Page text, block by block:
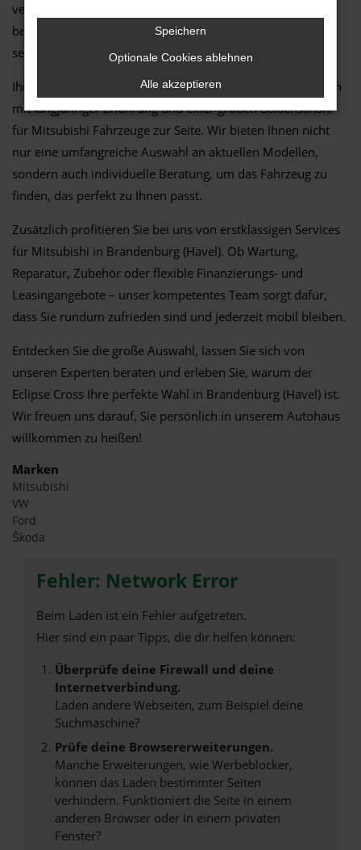
vereint. Egal, ob für den Alltag, längere Fahrten oder
besondere Abenteuer – der Eclipse Cross überzeugt durch
seine Vielseitigkeit, Effizienz und Zuverlässigkeit.
Ihr Mitsubishi Autohaus in Brandenburg (Havel) steht Ihnen
mit langjähriger Erfahrung und einer großen Leidenschaft
für Mitsubishi Fahrzeuge zur Seite. Wir bieten Ihnen nicht
nur eine umfangreiche Auswahl an aktuellen Modellen,
sondern auch individuelle Beratung, um das Fahrzeug zu
finden, das perfekt zu Ihnen passt.
Zusätzlich profitieren Sie bei uns von erstklassigen Services
für Mitsubishi in Brandenburg (Havel). Ob Wartung,
Reparatur, Zubehör oder flexible Finanzierungs- und
Leasingangebote – unser kompetentes Team sorgt dafür,
dass Sie rundum zufrieden sind und jederzeit mobil bleiben.
Entdecken Sie die große Auswahl, lassen Sie sich von
unseren Experten beraten und erleben Sie, warum der
Eclipse Cross Ihre perfekte Wahl in Brandenburg (Havel) ist.
Wir freuen uns darauf, Sie persönlich in unserem Autohaus
willkommen zu heißen!
Marken
Mitsubishi
VW
Ford
Škoda
Fehler: Network Error
Beim Laden ist ein Fehler aufgetreten.
Hier sind ein paar Tipps, die dir helfen können:
Überprüfe deine Firewall und deine
Internetverbindung.
Laden andere Webseiten, zum Beispiel deine
Suchmaschine?
Prüfe deine Browsererweiterungen.
Manche Erweiterungen, wie Werbeblocker,
können das Laden bestimmter Seiten
verhindern. Funktioniert die Seite in einem
anderen Browser oder in einem privaten
Fenster?
Speichern
Optionale Cookies ablehnen
Alle akzeptieren